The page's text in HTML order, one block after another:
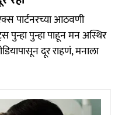
पार्टनरच्या आठवणी
पुन्हा पुन्हा पाहून मन अस्थिर
दूर राहणं, मनाला